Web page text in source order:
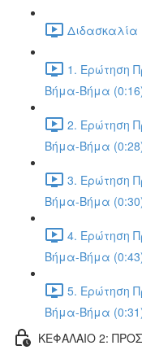
Διδασκαλία
1. Ερώτηση
Βήμα-Βήμα
2. Ερώτηση
Βήμα-Βήμα
3. Ερώτηση
Βήμα-Βήμα
4. Ερώτηση
Βήμα-Βήμα
5. Ερώτηση
Βήμα-Βήμα
ΚΕΦΑΛΑΙΟ 2: